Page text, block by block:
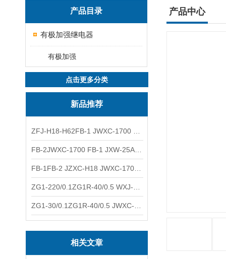
产品目录
有极加强继电器
有极加强
点击更多分类
新品推荐
相关文章
产品中心